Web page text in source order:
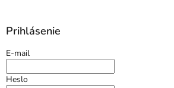
Prihlásenie
E-mail
Heslo